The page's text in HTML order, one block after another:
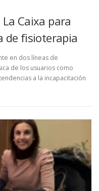
Caixa para
de fisioterapia
en dos líneas de
de los usuarios como
a la incapacitación